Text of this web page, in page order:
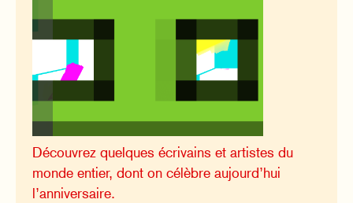
Découvrez quelques écrivains et artistes du
monde entier, dont on célèbre aujourd’hui
l’anniversaire.